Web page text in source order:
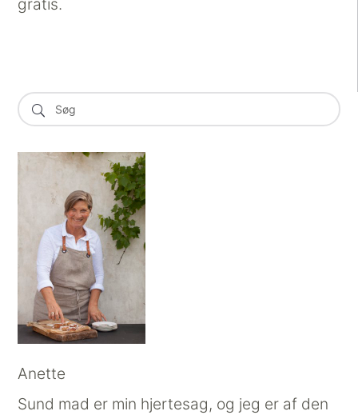
gratis.
Anette
Sund mad er min hjertesag, og jeg er af den